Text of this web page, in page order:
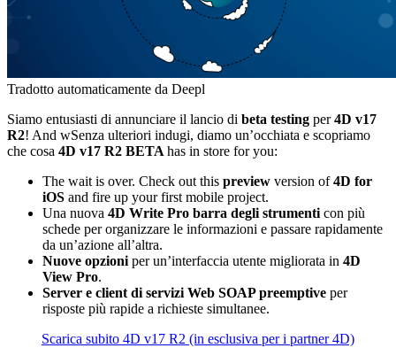
Tradotto automaticamente da Deepl
Siamo entusiasti di annunciare il lancio di beta testing per4D v17
R2! And wSenza ulteriori indugi, diamo un’occhiata e scopriamo
che cosa 4D v17 R2 BETA has in store for you:
The wait is over. Check out this preview version of4D for
iOS and fire up your first mobile project.
Una nuova 4D Write Pro barra degli strumenti con più
schede per organizzare le informazioni e passare rapidamente
da un’azione all’altra.
Nuove opzioni per un’interfaccia utente migliorata in 4D
View Pro.
Server e client di servizi Web SOAP preemptive per
risposte più rapide a richieste simultanee.
Scarica subito 4D v17 R2 (in esclusiva per i partner 4D)